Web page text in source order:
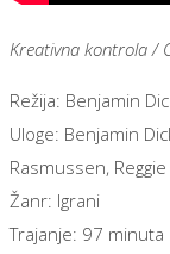
Kreativna kontrola /
Režija: Benjamin
Uloge: Benjamin
Rasmussen,
Žanr: Igrani
Trajanje: 97 minuta